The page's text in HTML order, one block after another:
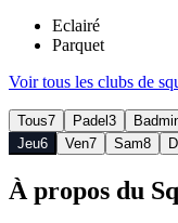
Eclairé
Parquet
Voir tous les clubs de
Tous7 Padel 3
Jeu6 Ven7 Sam8
À propos du